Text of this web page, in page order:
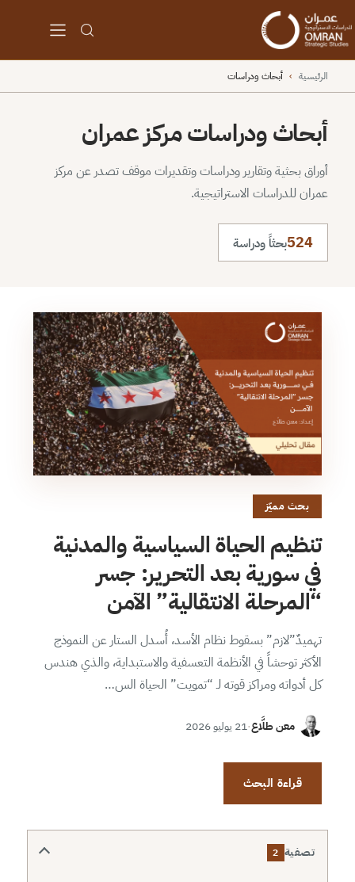
الرئيسية › أبحاث ودراسات
أبحاث ودراسات مركز عمران
أوراق بحثية وتقارير ودراسات وتقديرات موقف تصدر عن مركز
عمران للدراسات الاستراتيجية.
524بحثاً ودراسة
بحث مميّز
تنظيم الحياة السياسية والمدنية
في سورية بعد التحرير: جسر
“المرحلة الانتقالية” الآمن
تهميدٌ”لازم” بسقوط نظام الأسد، أُسدل الستار عن النموذج
الأكثر توحشاً في الأنظمة التعسفية والاستبداية، والذي هندس
كل أدواته ومراكز قوته لـ “تمويت” الحياة الس…
معن طلَّاع·21 يوليو 2026
قراءة البحث
تصفية 2